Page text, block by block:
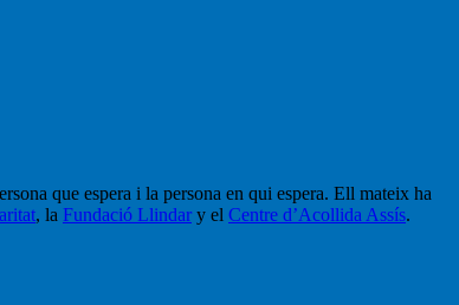
que espera i la persona en qui espera. Ell mateix ha
, la Fundació Llindar y el Centre d’Acollida Assís.